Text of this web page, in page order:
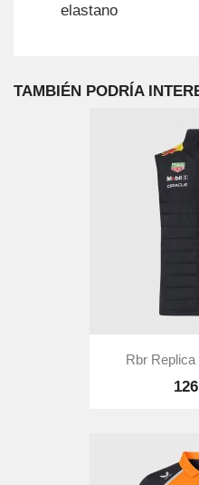
elastano
TAMBIÉN PODRÍA
Rbr